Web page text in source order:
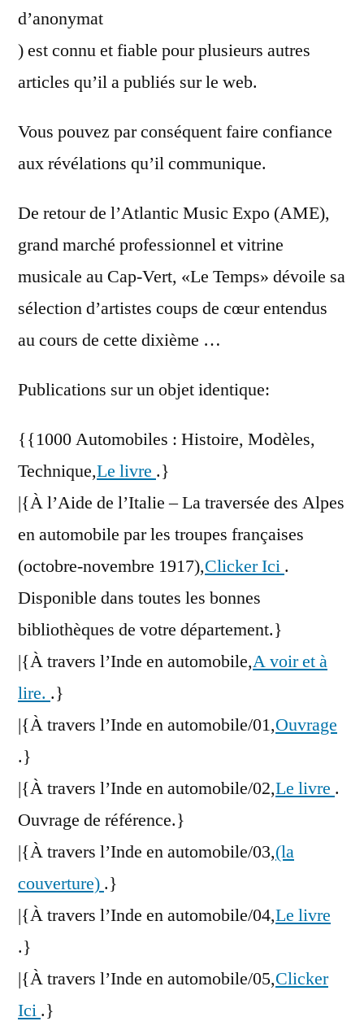
d’anonymat
) est connu et fiable pour plusieurs autres
articles qu’il a publiés sur le web.
Vous pouvez par conséquent faire confiance
aux révélations qu’il communique.
De retour de l’Atlantic Music Expo (AME),
grand marché professionnel et vitrine
musicale au Cap-Vert, «Le Temps» dévoile sa
sélection d’artistes coups de cœur entendus
au cours de cette dixième …
Publications sur un objet identique:
{{1000 Automobiles : Histoire, Modèles,
Technique,Le livre .}
|{À l’Aide de l’Italie – La traversée des Alpes
en automobile par les troupes françaises
(octobre-novembre 1917),Clicker Ici .
Disponible dans toutes les bonnes
bibliothèques de votre département.}
|{À travers l’Inde en automobile,A voir et à
lire. .}
|{À travers l’Inde en automobile/01,Ouvrage
.}
|{À travers l’Inde en automobile/02,Le livre .
Ouvrage de référence.}
|{À travers l’Inde en automobile/03,(la
couverture) .}
|{À travers l’Inde en automobile/04,Le livre
.}
|{À travers l’Inde en automobile/05,Clicker
Ici .}